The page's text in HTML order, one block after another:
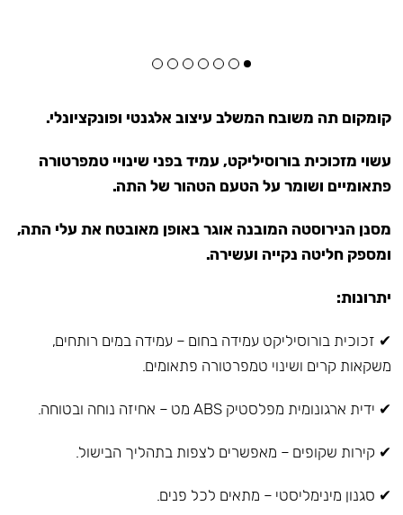
קומקום תה משובח המשלב עיצוב אלגנטי ופונקציונלי.
עשוי מזכוכית בורוסיליקט, עמיד בפני שינויי טמפרטורה
פתאומיים ושומר על הטעם הטהור של התה.
מסנן הנירוסטה המובנה אוגר באופן מאובטח את עלי התה,
ומספק חליטה נקייה ועשירה.
יתרונות:
✔ זכוכית בורוסיליקט עמידה בחום – עמידה במים רותחים,
משקאות קרים ושינוי טמפרטורה פתאומים.
✔ ידית ארגונומית מפלסטיק ABS מט – אחיזה נוחה ובטוחה.
✔ קירות שקופים – מאפשרים לצפות בתהליך הבישול.
✔ סגנון מינימליסטי – מתאים לכל פנים.